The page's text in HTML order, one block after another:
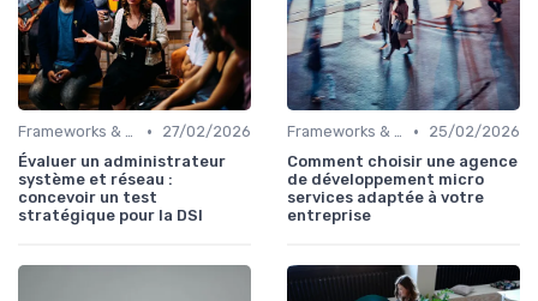
Frameworks & Outils •
27/02/2026
Évaluer un administrateur
système et réseau :
concevoir un test
stratégique pour la DSI
Frameworks & Outils •
25/02/2026
Comment choisir une agence
de développement micro
services adaptée à votre
entreprise